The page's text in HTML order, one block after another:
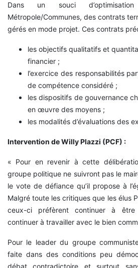
Dans un souci
Métropole/Communes, des contrats
gérés en mode projet. Ces contrats
les objectifs qualitatifs et
financier ;
l’exercice des responsabilités
de compétence considéré ;
les dispositifs de gouvernance
en œuvre des moyens ;
les modalités d’évaluations des
Intervention de Willy Plazzi (PCF) :
« Pour en revenir à cette
groupe politique ne suivront pas le
le vote de défiance qu’il propose à
Malgré toute les critiques que les élus
ceux-ci préfèrent continuer à
continuer à travailler avec le bien
Pour le leader du groupe
faite dans des conditions peu